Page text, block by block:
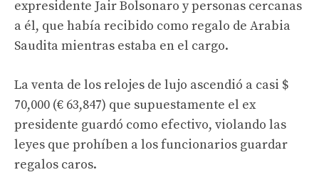
expresidente Jair Bolsonaro y personas cercanas
a él, que había recibido como regalo de Arabia
Saudita mientras estaba en el cargo.
La venta de los relojes de lujo ascendió a casi $
70,000 (€ 63,847) que supuestamente el ex
presidente guardó como efectivo, violando las
leyes que prohíben a los funcionarios guardar
regalos caros.